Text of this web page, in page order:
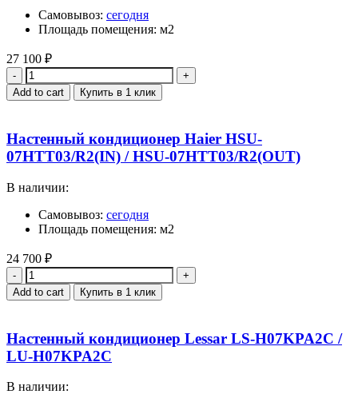
Самовывоз: сегодня
Площадь помещения: м2
27 100 ₽
Quantity
Add to cart Купить в 1 клик
Настенный кондиционер Haier HSU-
07HTT03/R2(IN) / HSU-07HTT03/R2(OUT)
В наличии:
Самовывоз: сегодня
Площадь помещения: м2
24 700 ₽
Quantity
Add to cart Купить в 1 клик
Настенный кондиционер Lessar LS-H07KPA2C /
LU-H07KPA2C
В наличии: